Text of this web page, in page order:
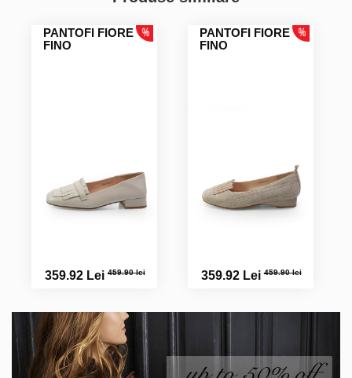
PANTOFI FIORE
FINO
359.92 Lei459.90 lei
PANTOFI FIORE
FINO
359.92 Lei459.90 lei